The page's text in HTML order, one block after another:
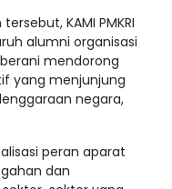
KAMI PMKRI
alumni organisasi
mendorong
yang menjunjung
negara,
peran aparat
dan